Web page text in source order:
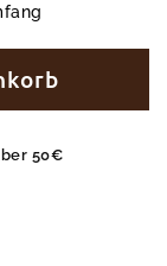
50€